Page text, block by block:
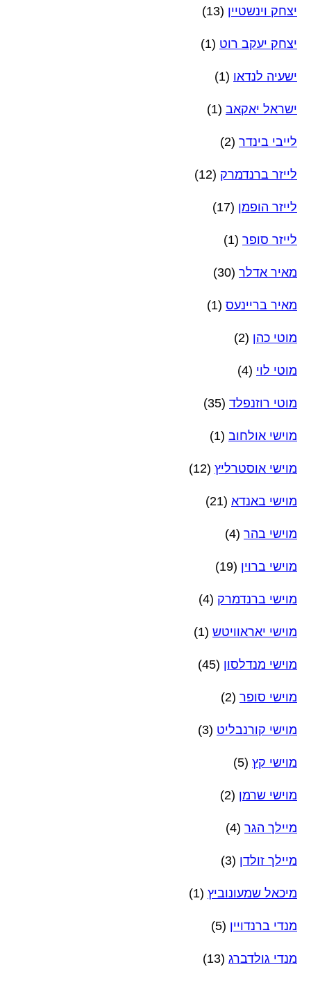
יצחק וינשטיין (13)
יצחק יעקב רוט (1)
ישעיה לנדאו (1)
ישראל יאקאב (1)
לייבי בינדר (2)
לייזר ברנדמרק (12)
לייזר הופמן (17)
לייזר סופר (1)
מאיר אדלר (30)
מאיר בריינעס (1)
מוטי כהן (2)
מוטי לוי (4)
מוטי רוזנפלד (35)
מוישי אולחוב (1)
מוישי אוסטרליץ (12)
מוישי באנדא (21)
מוישי בהר (4)
מוישי ברוין (19)
מוישי ברנדמרק (4)
מוישי יאראוויטש (1)
מוישי מנדלסון (45)
מוישי סופר (2)
מוישי קורנבליט (3)
מוישי קץ (5)
מוישי שרמן (2)
מיילך הגר (4)
מיילך זולדן (3)
מיכאל שמעונוביץ (1)
מנדי ברנדויין (5)
מנדי גולדברג (13)